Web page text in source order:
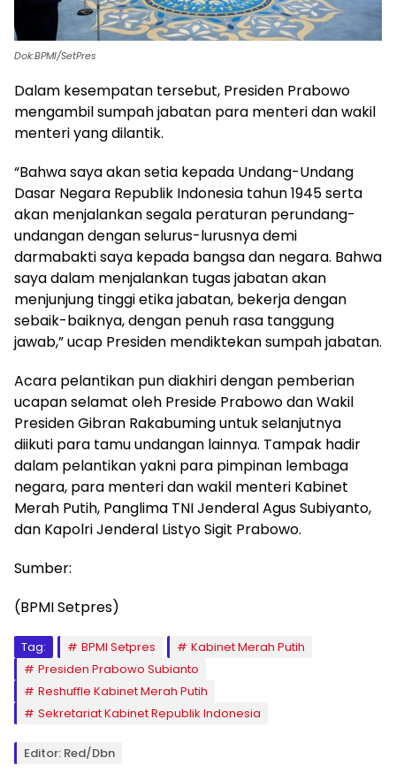
Dok:BPMI/SetPres
Dalam kesempatan tersebut, Presiden Prabowo
mengambil sumpah jabatan para menteri dan wakil
menteri yang dilantik.
“Bahwa saya akan setia kepada Undang-Undang
Dasar Negara Republik Indonesia tahun 1945 serta
akan menjalankan segala peraturan perundang-
undangan dengan selurus-lurusnya demi
darmabakti saya kepada bangsa dan negara. Bahwa
saya dalam menjalankan tugas jabatan akan
menjunjung tinggi etika jabatan, bekerja dengan
sebaik-baiknya, dengan penuh rasa tanggung
jawab,” ucap Presiden mendiktekan sumpah jabatan.
Acara pelantikan pun diakhiri dengan pemberian
ucapan selamat oleh Preside Prabowo dan Wakil
Presiden Gibran Rakabuming untuk selanjutnya
diikuti para tamu undangan lainnya. Tampak hadir
dalam pelantikan yakni para pimpinan lembaga
negara, para menteri dan wakil menteri Kabinet
Merah Putih, Panglima TNI Jenderal Agus Subiyanto,
dan Kapolri Jenderal Listyo Sigit Prabowo.
Sumber:
(BPMI Setpres)
Tag: BPMI Setpres
Kabinet Merah Putih
Presiden Prabowo Subianto
Reshuffle Kabinet Merah Putih
Sekretariat Kabinet Republik Indonesia
Editor: Red/Dbn